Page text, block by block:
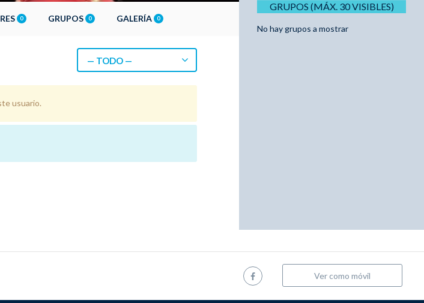
0 GRUPOS 0 GALERÍA 0
— TODO —
usuario.
GRUPOS (MÁX. 30 VISIBLES)
No hay grupos a mostrar